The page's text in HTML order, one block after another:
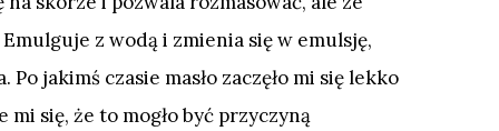
z wodą i zmienia się w emulsję,
jakimś czasie masło zaczęło mi się lekko
się, że to mogło być przyczyną